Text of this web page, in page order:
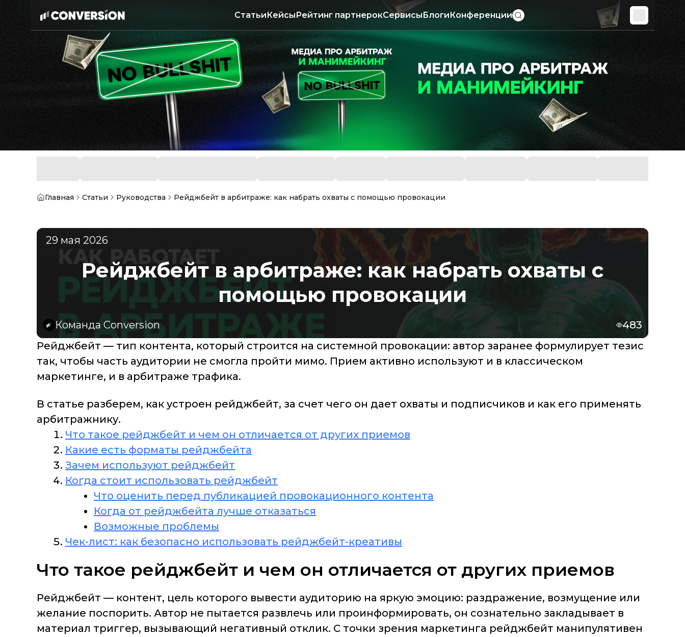
СтатьиКейсыРейтинг партнерокСервисыБлогиКонференции
Главная Статьи Руководства Рейджбейт в арбитраже: как набрать охваты с помощью провокации
29 мая 2026
Рейджбейт в арбитраже: как набрать охваты с
помощью провокации
Команда Conversion
483
Рейджбейт — тип контента, который строится на системной провокации: автор заранее формулирует тезис
так, чтобы часть аудитории не смогла пройти мимо. Прием активно используют и в классическом
маркетинге, и в арбитраже трафика.
В статье разберем, как устроен рейджбейт, за счет чего он дает охваты и подписчиков и как его применять
арбитражнику.
Что такое рейджбейт и чем он отличается от других приемов
Какие есть форматы рейджбейта
Зачем используют рейджбейт
Когда стоит использовать рейджбейт
Что оценить перед публикацией провокационного контента
Когда от рейджбейта лучше отказаться
Возможные проблемы
Чек-лист: как безопасно использовать рейджбейт-креативы
Что такое рейджбейт и чем он отличается от других приемов
Рейджбейт — контент, цель которого вывести аудиторию на яркую эмоцию: раздражение, возмущение или
желание поспорить. Автор не пытается развлечь или проинформировать, он сознательно закладывает в
материал триггер, вызывающий негативный отклик. С точки зрения маркетинга рейджбейт манипулятивен